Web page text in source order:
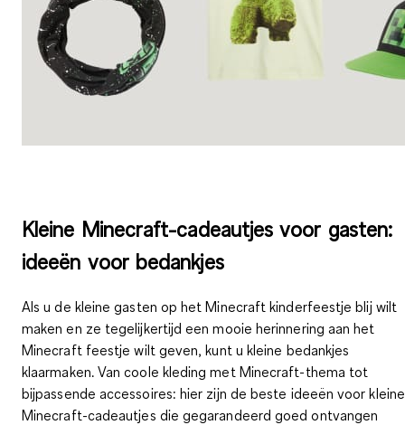
Kleine Minecraft-cadeautjes voor gasten:
ideeën voor bedankjes
Als u de kleine gasten op het Minecraft kinderfeestje blij wilt
maken en ze tegelijkertijd een mooie herinnering aan het
Minecraft feestje wilt geven, kunt u kleine bedankjes
klaarmaken. Van coole kleding met Minecraft-thema tot
bijpassende accessoires: hier zijn de beste ideeën voor kleine
Minecraft-cadeautjes die gegarandeerd goed ontvangen